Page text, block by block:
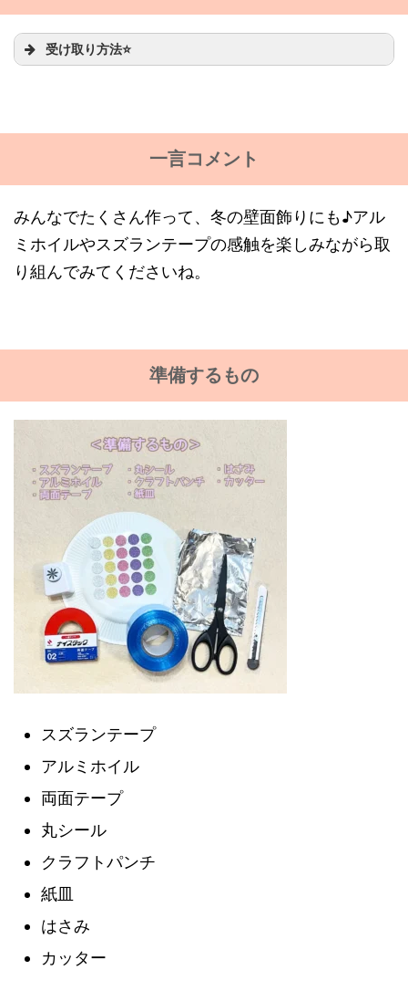
受け取り方法⭐
一言コメント
みんなでたくさん作って、冬の壁面飾りにも♪アル
ミホイルやスズランテープの感触を楽しみながら取
り組んでみてくださいね。
準備するもの
スズランテープ
アルミホイル
両面テープ
丸シール
クラフトパンチ
紙皿
はさみ
カッター